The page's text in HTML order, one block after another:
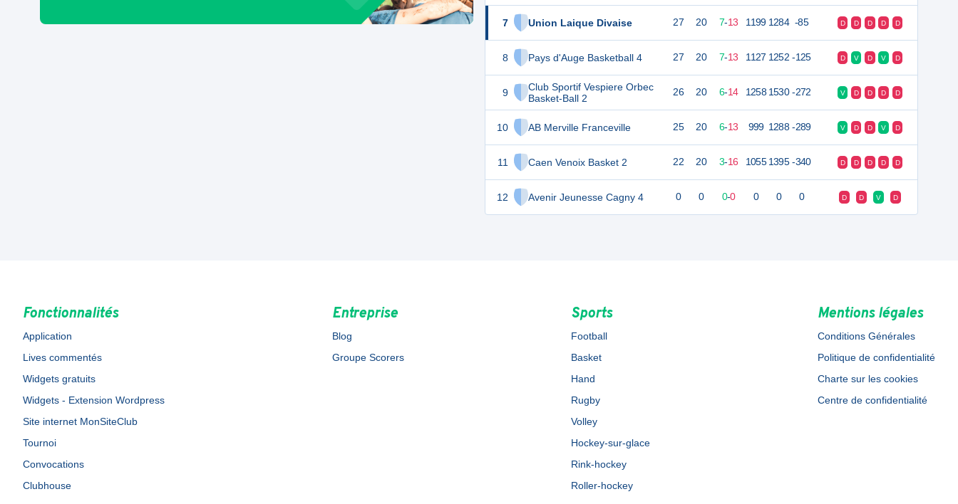
7 Union Laique Divaise
8 Pays d'Auge Basketball 4
9
Club Sportif Vespiere Orbec
Basket-Ball 2
10 AB Merville Franceville
11 Caen Venoix Basket 2
12 Avenir Jeunesse Cagny 4
27 20 7-13 1199 1284 -85 D D D D D
27 20 7-13 1127 1252 -125 D V D V D
26 20 6-14 1258 1530 -272 V D D D D
25 20 6-13 999 1288 -289 V D D V D
22 20 3-16 1055 1395 -340 D D D D D
0 0 0-0 0 0 0 D D V D
Fonctionnalités
Application
Lives commentés
Widgets gratuits
Widgets - Extension Wordpress
Site internet MonSiteClub
Tournoi
Convocations
Clubhouse
Entreprise
Blog
Groupe Scorers
Sports
Football
Basket
Hand
Rugby
Volley
Hockey-sur-glace
Rink-hockey
Roller-hockey
Mentions légales
Conditions Générales
Politique de confidentialité
Charte sur les cookies
Centre de confidentialité